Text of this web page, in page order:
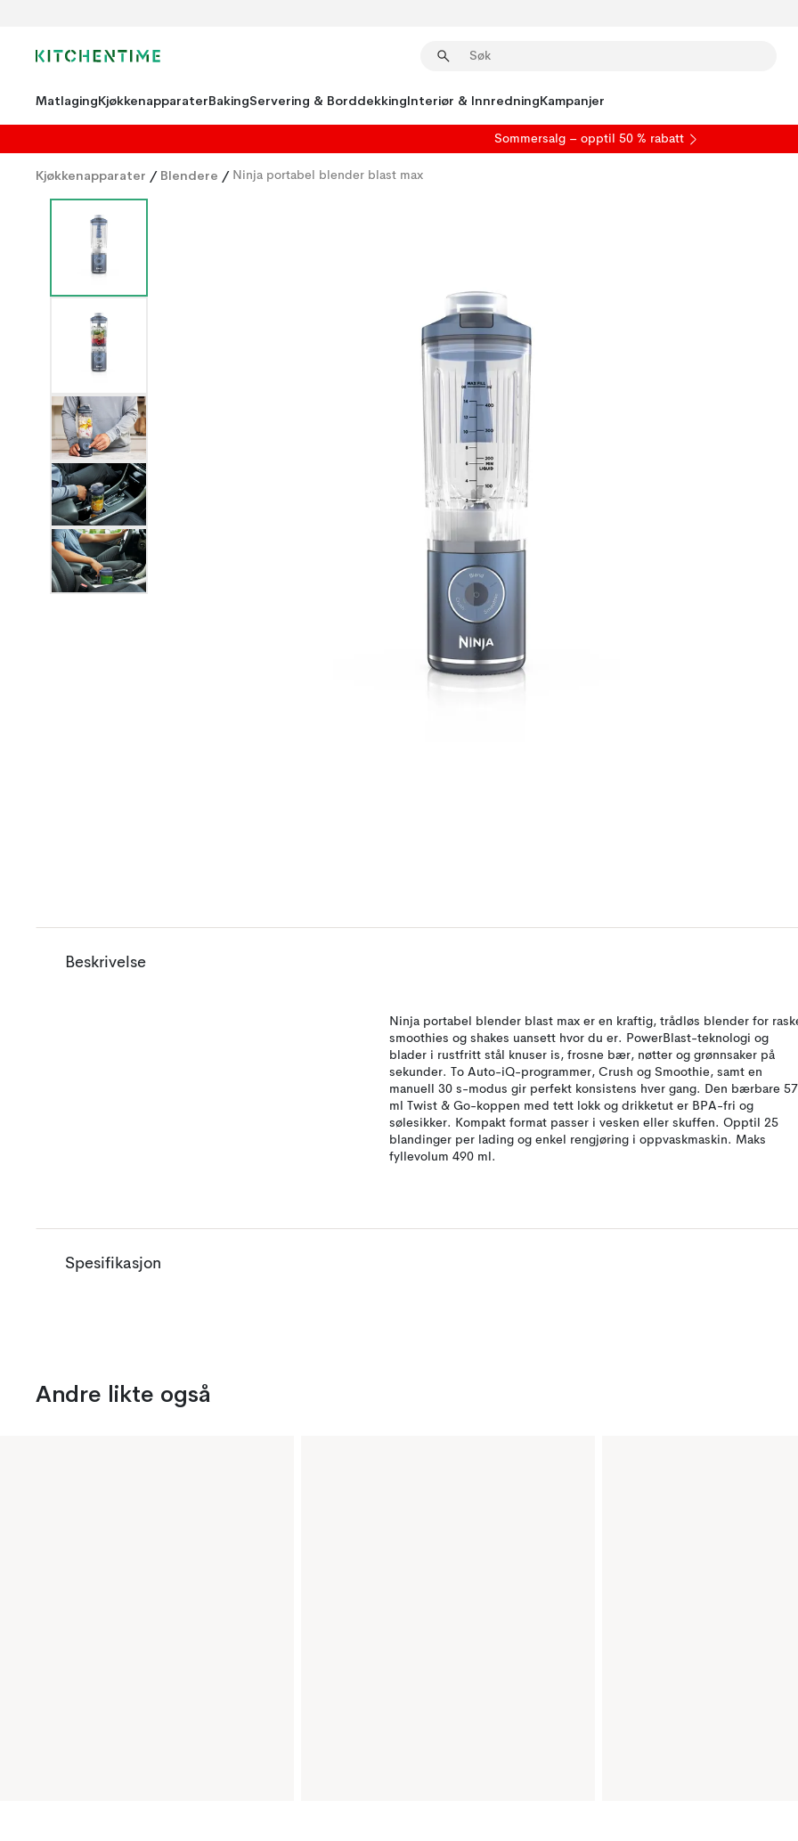
MatlagingKjøkkenapparaterBakingServering & BorddekkingInteriør & InnredningKampanjer
Sommersalg – opptil 50 % rabatt
Kjøkkenapparater / Blendere / Ninja portabel blender blast max
Beskrivelse
Ninja portabel blender blast max er en kraftig, trådløs blender for
smoothies og shakes uansett hvor du er. PowerBlast-teknologi og
blader i rustfritt stål knuser is, frosne bær, nøtter og grønnsaker på
sekunder. To Auto-iQ-programmer, Crush og Smoothie, samt en
manuell 30 s-modus gir perfekt konsistens hver gang. Den bærbare
ml Twist & Go-koppen med tett lokk og drikketut er BPA-fri og
sølesikker. Kompakt format passer i vesken eller skuffen. Opptil 25
blandinger per lading og enkel rengjøring i oppvaskmaskin. Maks
fyllevolum 490 ml.
Spesifikasjon
Andre likte også